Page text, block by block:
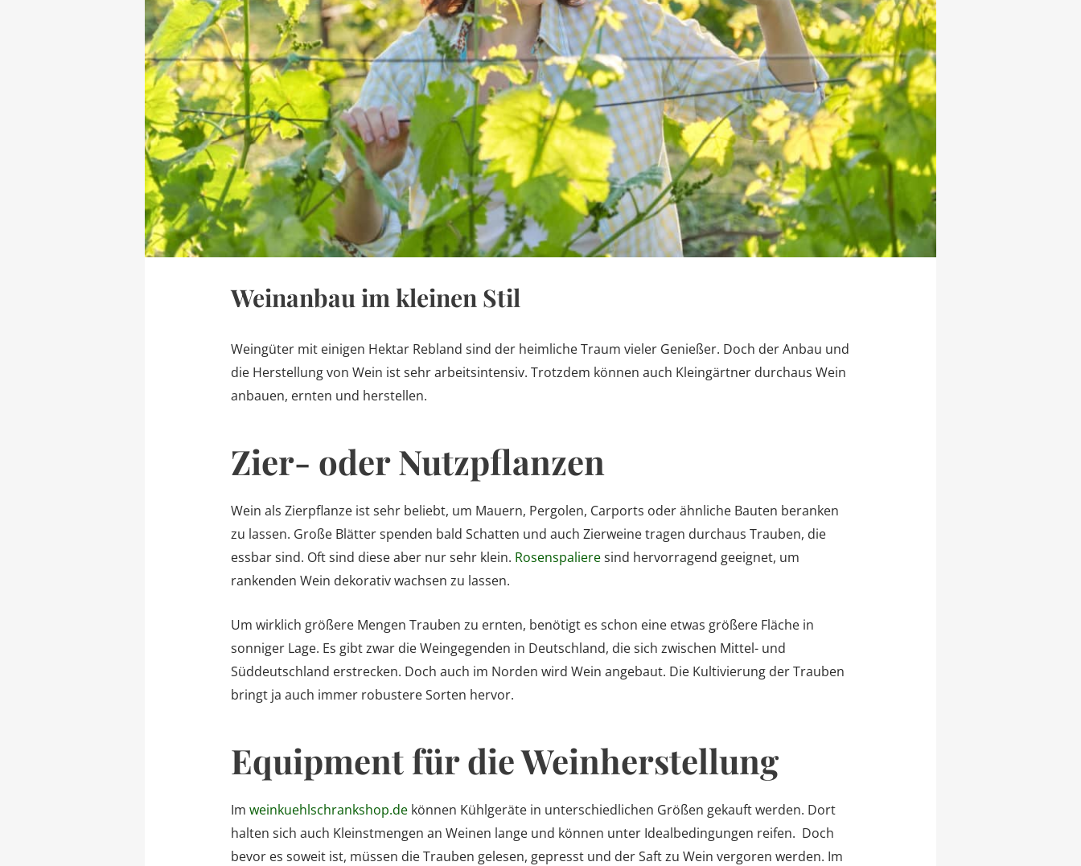
Weinanbau im kleinen Stil
Weingüter mit einigen Hektar Rebland sind der heimliche Traum vieler Genießer. Doch der Anbau und
die Herstellung von Wein ist sehr arbeitsintensiv. Trotzdem können auch Kleingärtner durchaus Wein
anbauen, ernten und herstellen.
Zier- oder Nutzpflanzen
Wein als Zierpflanze ist sehr beliebt, um Mauern, Pergolen, Carports oder ähnliche Bauten beranken
zu lassen. Große Blätter spenden bald Schatten und auch Zierweine tragen durchaus Trauben, die
essbar sind. Oft sind diese aber nur sehr klein. Rosenspalieresind hervorragend geeignet, um
rankenden Wein dekorativ wachsen zu lassen.
Um wirklich größere Mengen Trauben zu ernten, benötigt es schon eine etwas größere Fläche in
sonniger Lage. Es gibt zwar die Weingegenden in Deutschland, die sich zwischen Mittel- und
Süddeutschland erstrecken. Doch auch im Norden wird Wein angebaut. Die Kultivierung der Trauben
bringt ja auch immer robustere Sorten hervor.
Equipment für die Weinherstellung
Im weinkuehlschrankshop.dekönnen Kühlgeräte in unterschiedlichen Größen gekauft werden. Dort
halten sich auch Kleinstmengen an Weinen lange und können unter Idealbedingungen reifen. Doch
bevor es soweit ist, müssen die Trauben gelesen, gepresst und der Saft zu Wein vergoren werden. Im